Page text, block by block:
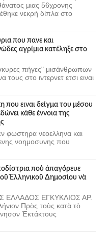
μιας 56χρονης
νεκρή δίπλα στο
που πανε και
αγρίμια κατέληξε στο
πήγες" μισάνθρωπων
τους στο ιντερνετ ετσι ειναι
που ειναι δείγμα του μέσου
κάθε έννοια της
φωστηρα νεοελληνα και
νοημοσυνης που
ποὺ ἀπαγόρευε
Ἑλληνικοῦ Δημοσίου νὰ
ΕΛΛΑΔΟΣ ΕΓΚΥΚΛΙΟΣ ΑΡ.
Πρὸς τοὺς κατὰ τὸ
Ἐκτάκτους